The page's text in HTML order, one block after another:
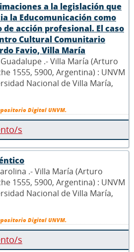
a la legislación que
la Educomunicación como
de acción profesional. El caso
Cultural Comunitario
Favio, Villa María
.- Villa María (Arturo
1555, 5900, Argentina) : UNVM
Nacional de Villa María,
Digital UNVM.
s
.- Villa María (Arturo
1555, 5900, Argentina) : UNVM
Nacional de Villa María,
Digital UNVM.
s